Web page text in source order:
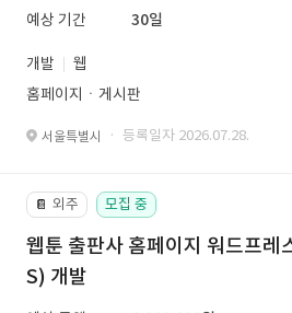
예상 기간
30일
개발
웹
홈페이지ㆍ게시판
서울특별시 · 등록일자 2026.07.28.
📔 외주 모집 중
웹툰 출판사 홈페이지 워드프레
S) 개발